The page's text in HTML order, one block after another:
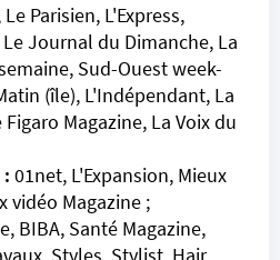
Parisien, L'Express,
Journal du Dimanche, La
Sud-Ouest week-
(île), L'Indépendant, La
Magazine, La Voix du
01net, L'Expansion, Mieux
vidéo Magazine ;
BIBA, Santé Magazine,
Styles, Stylist, Hair